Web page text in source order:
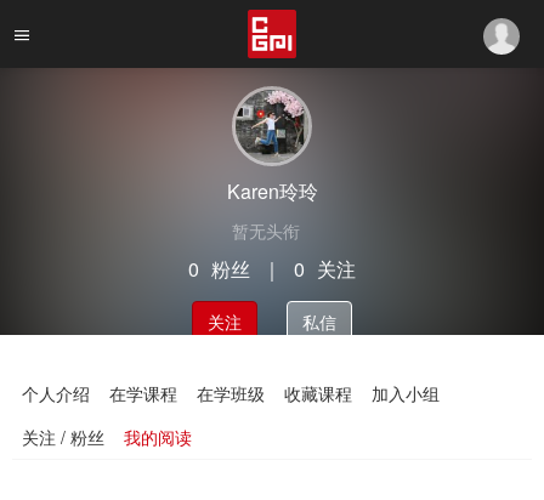
Karen玲玲
暂无头衔
0 粉丝 ｜ 0 关注
关注 私信
个人介绍 在学课程 在学班级 收藏课程
加入小组
关注 / 粉丝
我的阅读